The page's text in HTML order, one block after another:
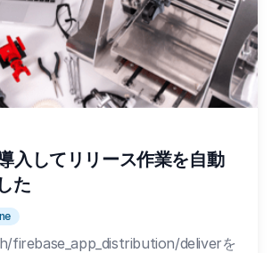
入してリリース作業を自動
た
firebase_app_distribution/deliverを